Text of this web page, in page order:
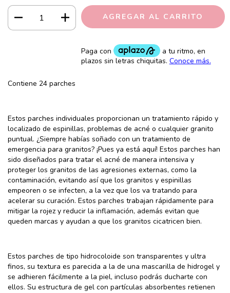
Contiene 24 parches
Estos parches individuales proporcionan un tratamiento rápido y
localizado de espinillas, problemas de acné o cualquier granito
puntual. ¿Siempre habías soñado con un tratamiento de
emergencia para granitos? ¡Pues ya está aquí! Estos parches han
sido diseñados para tratar el acné de manera intensiva y
proteger los granitos de las agresiones externas, como la
contaminación, evitando así que los granitos y espinillas
empeoren o se infecten, a la vez que los va tratando para
acelerar su curación. Estos parches trabajan rápidamente para
mitigar la rojez y reducir la inflamación, además evitan que
queden marcas y ayudan a que los granitos cicatricen bien.
Estos parches de tipo hidrocoloide son transparentes y ultra
finos, su textura es parecida a la de una mascarilla de hidrogel y
se adhieren fácilmente a la piel, incluso podrás ducharte con
ellos. Su estructura de gel con partículas absorbentes retienen